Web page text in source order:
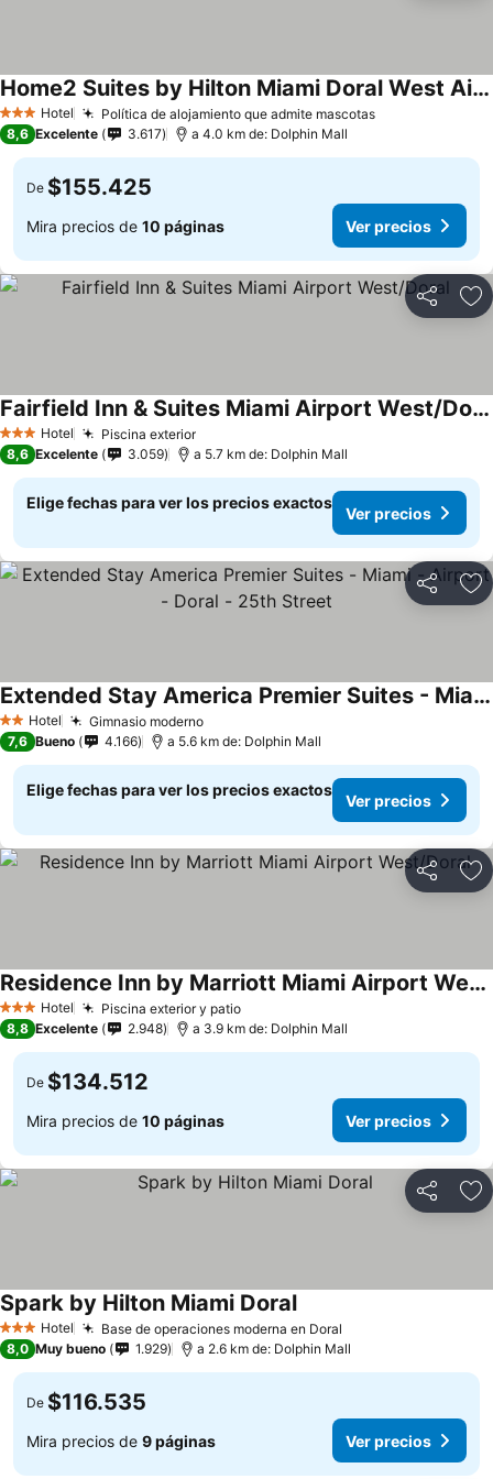
3 Estrellas
Hotel Política de alojamiento que admite mascotasVer precios
Home2 Suites by Hilton Miami Doral West Airport
Ver precios
8,6 Excelente 3.617 a 4.0 km de: Dolphin Mall
De $155.425
Mira precios de 10 páginas Ver precios
Compartir
3 Estrellas
Hotel Piscina exteriorVer precios
Fairfield Inn & Suites Miami Airport West/Doral
Ver precios
8,6 Excelente 3.059 a 5.7 km de: Dolphin Mall
Elige fechas para ver los precios exactos
Ver precios
Compartir
2 Estrellas
Hotel Gimnasio modernoVer precios
Extended Stay America Premier Suites - Miami - Airport - Doral - 25th Street
Ver precios
7,6 Bueno 4.166 a 5.6 km de: Dolphin Mall
Elige fechas para ver los precios exactos
Ver precios
Compartir
3 Estrellas
Hotel Piscina exterior y patioVer precios
Residence Inn by Marriott Miami Airport West/Doral
Ver precios
8,8 Excelente 2.948 a 3.9 km de: Dolphin Mall
De $134.512
Mira precios de 10 páginas Ver precios
Compartir
3 Estrellas
Hotel Base de operaciones moderna en Doral
Spark by Hilton Miami DoralVer precios
8,0 Muy bueno 1.929 a 2.6 km de: Dolphin Mall
De $116.535
Mira precios de 9 páginas Ver precios